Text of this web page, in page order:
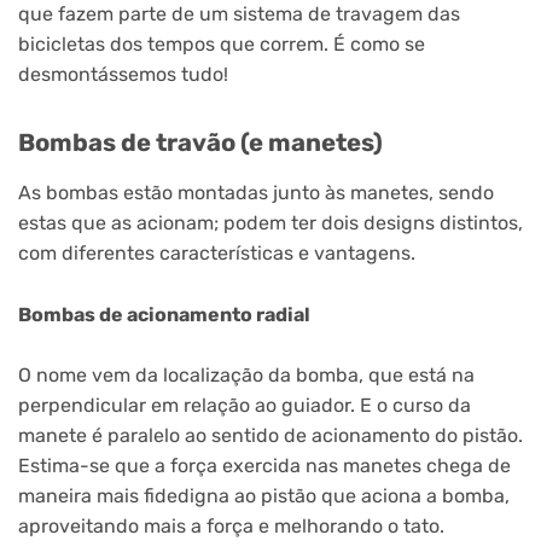
que fazem parte de um sistema de travagem das
bicicletas dos tempos que correm. É como se
desmontássemos tudo!
Bombas de travão (e manetes)
As bombas estão montadas junto às manetes, sendo
estas que as acionam; podem ter dois designs distintos,
com diferentes características e vantagens.
Bombas de acionamento radial
O nome vem da localização da bomba, que está na
perpendicular em relação ao guiador. E o curso da
manete é paralelo ao sentido de acionamento do pistão.
Estima-se que a força exercida nas manetes chega de
maneira mais fidedigna ao pistão que aciona a bomba,
aproveitando mais a força e melhorando o tato.